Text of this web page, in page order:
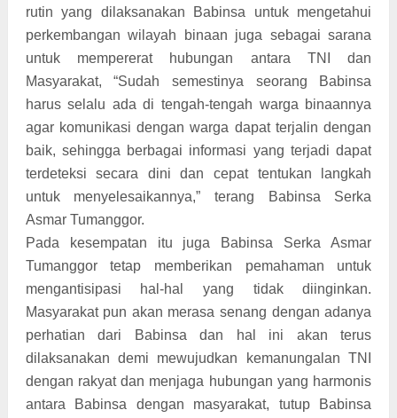
rutin yang dilaksanakan Babinsa untuk mengetahui
perkembangan wilayah binaan juga sebagai sarana
untuk mempererat hubungan antara TNI dan
Masyarakat, “Sudah semestinya seorang Babinsa
harus selalu ada di tengah-tengah warga binaannya
agar komunikasi dengan warga dapat terjalin dengan
baik, sehingga berbagai informasi yang terjadi dapat
terdeteksi secara dini dan cepat tentukan langkah
untuk menyelesaikannya,” terang Babinsa Serka
Asmar Tumanggor.
Pada kesempatan itu juga Babinsa Serka Asmar
Tumanggor tetap memberikan pemahaman untuk
mengantisipasi hal-hal yang tidak diinginkan.
Masyarakat pun akan merasa senang dengan adanya
perhatian dari Babinsa dan hal ini akan terus
dilaksanakan demi mewujudkan kemanungalan TNI
dengan rakyat dan menjaga hubungan yang harmonis
antara Babinsa dengan masyarakat, tutup Babinsa